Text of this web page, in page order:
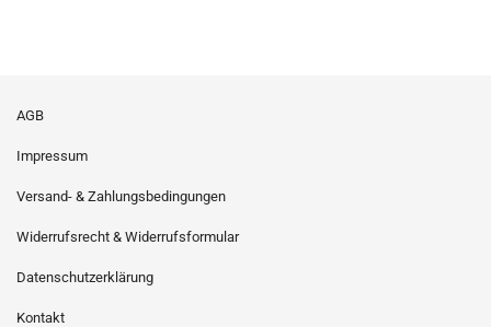
AGB
Impressum
Versand- & Zahlungsbedingungen
Widerrufsrecht & Widerrufsformular
Datenschutzerklärung
Kontakt